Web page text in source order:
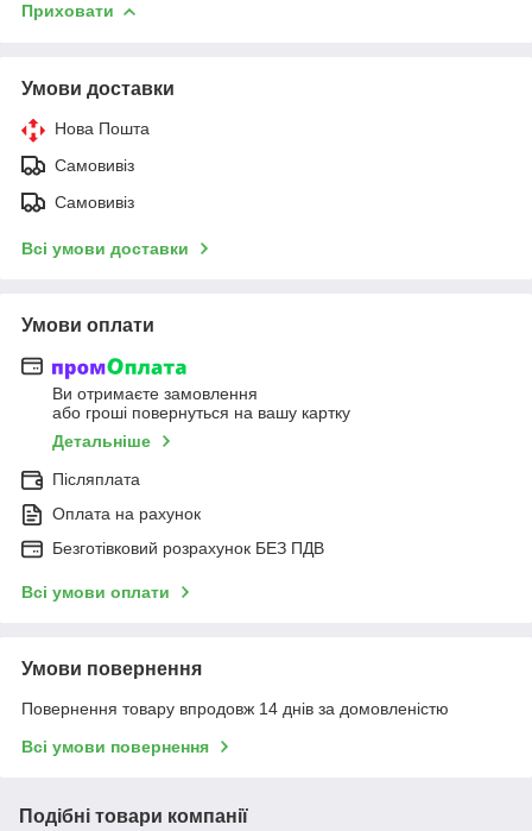
Приховати
Умови доставки
Нова Пошта
Самовивіз
Самовивіз
Всі умови доставки
Умови оплати
Ви отримаєте замовлення
або гроші повернуться на вашу картку
Детальніше
Післяплата
Оплата на рахунок
Безготівковий розрахунок БЕЗ ПДВ
Всі умови оплати
Умови повернення
Повернення товару впродовж 14 днів за домовленістю
Всі умови повернення
Подібні товари компанії